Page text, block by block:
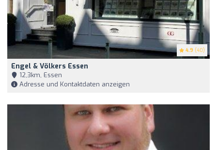
4.9 (40)
Engel & Völkers Essen
12,3km, Essen
Adresse und Kontaktdaten anzeigen